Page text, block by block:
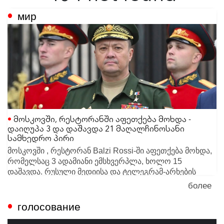
мир
დაიღუპა 3 და დაშავდა 21 მაღალჩინოსანი
სამხედრო პირი
მოსკოვში , რესტორან Balzi Rossi-ში აფეთქება მოხდა,
რომელსაც 3 ადამიანი ემსხვერპლა, ხოლო 15
დაშავდა. რუსული მედიისა და ტელეგრამ-არხების
ცნობით, ინციდენტის დროს ადგილზე elite-სეგმენტისა
მიმდინარეობდა.
სავარაუდო ვერსიას განიხილავენ. ერთ-ერთი მთავარი
ვერსიით, უცნობმა პირმა რესტორანში დაუდგენელი
более
голосование